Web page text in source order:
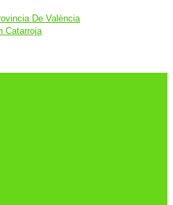
De València
Catarroja